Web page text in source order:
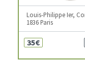
Louis-Philippe Ier,
1836 Paris
35€